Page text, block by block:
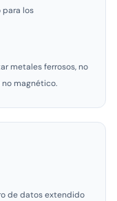
para los
metales ferrosos, no
magnético.
de datos extendido